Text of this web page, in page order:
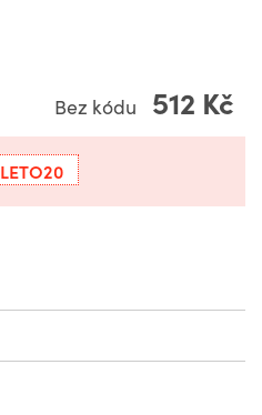
Bez kódu 512 Kč
LETO20